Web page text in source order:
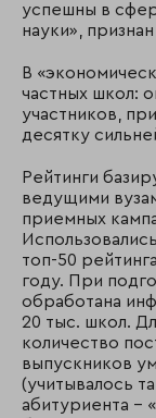
успешны в
науки»,
В
частных школ:
участников,
десятку
Рейтинги
ведущими
приемных
топ-50
году. При
обработана
20 тыс. школ.
количество
выпускников
(учитывалось
абитуриента –